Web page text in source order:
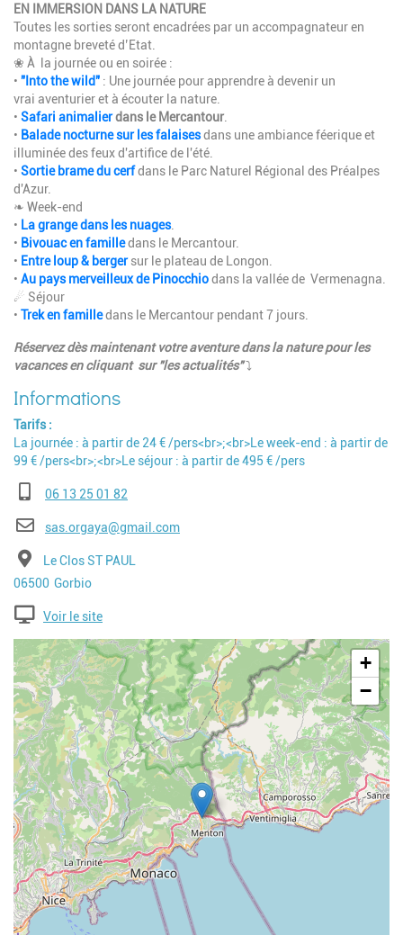
EN IMMERSION DANS LA NATURE
Toutes les sorties seront encadrées par un accompagnateur en
montagne breveté d’Etat.
❀ À la journée ou en soirée :
• "Into the wild" : Une journée pour apprendre à devenir un
vrai aventurier et à écouter la nature.
• Safari animalierdans le Mercantour
• Balade nocturne sur les falaisesdans une ambiance féerique et
illuminée des feux d'artifice de l'été.
• Sortie brame du cerfdans le Parc Naturel Régional des Préalpes
d'Azur.
❧ Week-end
• La grange dans les nuages.
• Bivouac en familledans le Mercantour.
• Entre loup & bergersur le plateau de Longon.
• Au pays merveilleux de Pinocchiodans la vallée de Vermenagna.
☄ Séjour
• Trek en familledans le Mercantour pendant 7 jours.
Réservez dès maintenant votre aventure dans la nature pour les
vacances en cliquant sur "les actualités"⤵
Tarifs
La journée : à partir de 24 € /pers<br>;<br>Le week-end : à partir de
99 € /pers<br>;<br>Le séjour : à partir de 495 € /pers
Téléphone06 13 25 01 82
E-mailsas.orgaya@gmail.com
AdresseLe Clos ST PAUL
Code postal
06500 Ville
Gorbio
Voir le site
Geolocalisation
+
−